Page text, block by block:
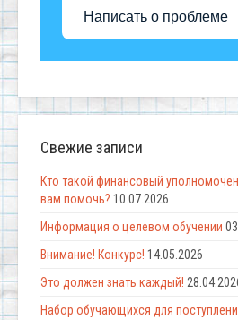
Написать о проблеме
Свежие записи
Кто такой финансовый
вам помочь? 10.07.2026
Информация о целевом обучении
Внимание! Конкурс! 14.05.2026
Это должен знать каждый!
Набор обучающихся для